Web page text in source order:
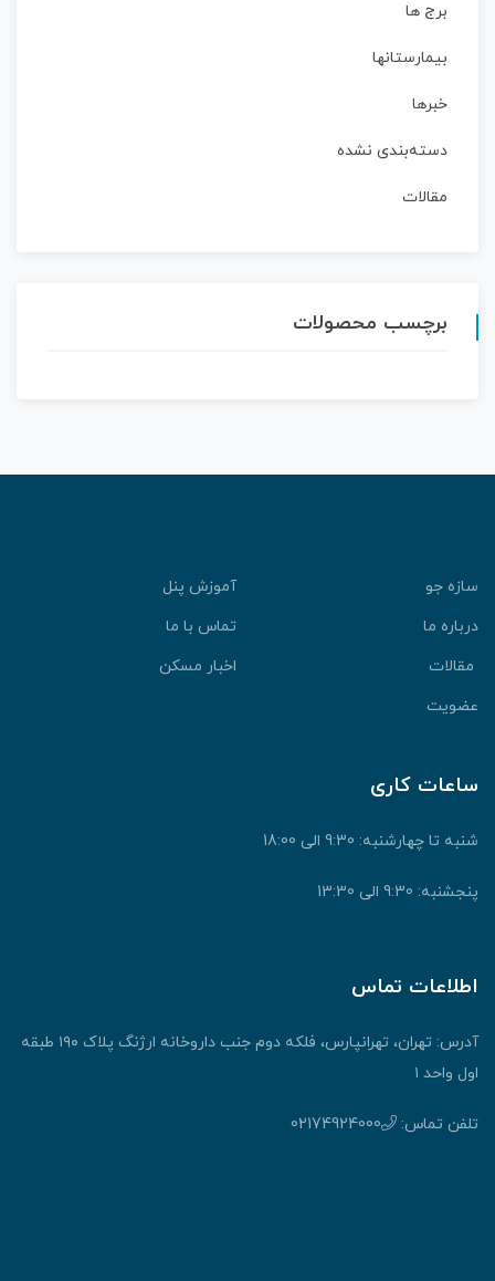
برج ها
بیمارستانها
خبرها
دسته‌بندی نشده
مقالات
برچسب محصولات
سازه جو
آموزش پنل
درباره ما
تماس با ما
مقالات
اخبار مسکن
عضویت
ساعات کاری
شنبه تا چهارشنبه: 9:30 الی 18:00
پنجشنبه: 9:30 الی 13:30
اطلاعات تماس
آدرس: تهران، تهرانپارس، فلکه دوم جنب داروخانه ارژنگ پلاک ۱۹۰ طبقه
اول واحد ۱
تلفن تماس: 02174924000